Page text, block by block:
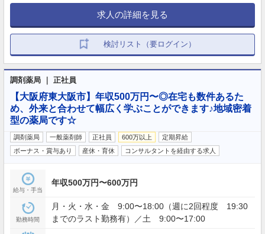
求人の詳細を見る
検討リスト（要ログイン）
調剤薬局 ｜ 正社員
【大阪府東大阪市】年収500万円〜◎在宅も数件あるた
め、外来と合わせて幅広く学ぶことができます♪地域密着
型の薬局です☆
調剤薬局 一般薬剤師 正社員 600万以上
定期昇給
ボーナス・賞与あり
産休・育休 コンサルタントを経由する求人
給与・手当
年収500万円〜600万円
勤務時間
月・火・水・金 9:00〜18:00（週に2回程度 19:30
までのラスト勤務有）／土 9:00〜17:00